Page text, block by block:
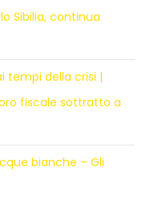
Sibilia, continua
tempi della crisi |
fiscale sottratto a
bianche – Gli